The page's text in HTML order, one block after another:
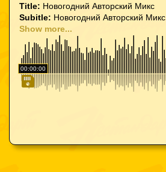
Title: Новогодний Авторский Микс
Subitle: Новогодний Авторский Микс
Show more...
00:00:00